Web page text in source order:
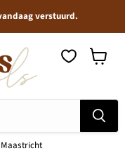
verstuurd.